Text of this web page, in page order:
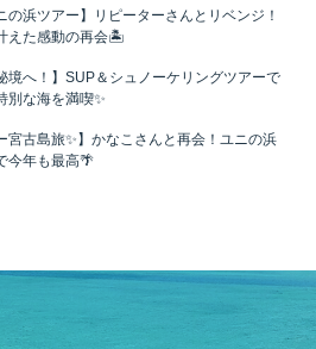
の浜ツアー】リピーターさんとリベンジ！
えた感動の再会🏝️
境へ！】SUP＆シュノーケリングツアーで
別な海を満喫✨
宮古島旅✨】かなこさんと再会！ユニの浜
今年も最高🌴